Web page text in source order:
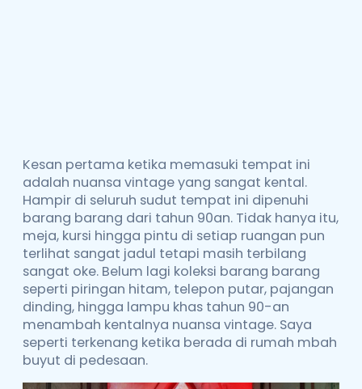
Kesan pertama ketika memasuki tempat ini
adalah nuansa vintage yang sangat kental.
Hampir di seluruh sudut tempat ini dipenuhi
barang barang dari tahun 90an. Tidak hanya itu,
meja, kursi hingga pintu di setiap ruangan pun
terlihat sangat jadul tetapi masih terbilang
sangat oke. Belum lagi koleksi barang barang
seperti piringan hitam, telepon putar, pajangan
dinding, hingga lampu khas tahun 90-an
menambah kentalnya nuansa vintage. Saya
seperti terkenang ketika berada di rumah mbah
buyut di pedesaan.